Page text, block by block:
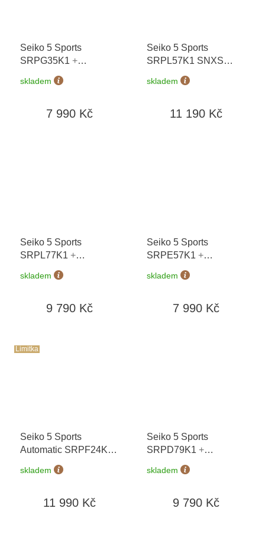
Seiko 5 Sports
SRPG35K1 +
prodloužená záruka 5
let + možnost výměny
skladem
7 990 Kč
Seiko 5 Sports
SRPL57K1 SNXS
Green Tie
prodloužená záruka 5
do 90 dní
skladem
11 190 Kč
Seiko 5 Sports
SRPL77K1 +
prodloužená záruka 5
let + možnost výměny
skladem
9 790 Kč
Seiko 5 Sports
SRPE57K1 +
prodloužená záruka 5
let + možnost výměny
skladem
7 990 Kč
Limitka
Seiko 5 Sports
Automatic SRPF24K1
Fighter V ZANGIEF -
Iron Cyclone Limited
záruka 5 let + možnost
skladem
11 990 Kč
Seiko 5 Sports
SRPD79K1 +
prodloužená záruka 5
let + možnost výměny
skladem
9 790 Kč